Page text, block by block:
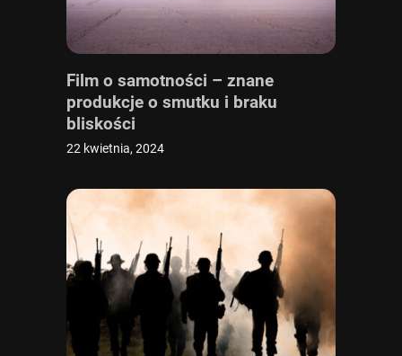
Film o samotności – znane
produkcje o smutku i braku
bliskości
22 kwietnia, 2024